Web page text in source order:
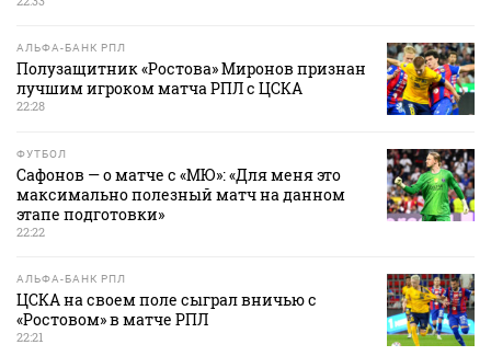
АЛЬФА-БАНК РПЛ
Полузащитник «Ростова» Миронов признан
лучшим игроком матча РПЛ с ЦСКА
22:28
ФУТБОЛ
Сафонов — о матче с «МЮ»: «Для меня это
максимально полезный матч на данном
этапе подготовки»
22:22
АЛЬФА-БАНК РПЛ
ЦСКА на своем поле сыграл вничью с
«Ростовом» в матче РПЛ
22:21